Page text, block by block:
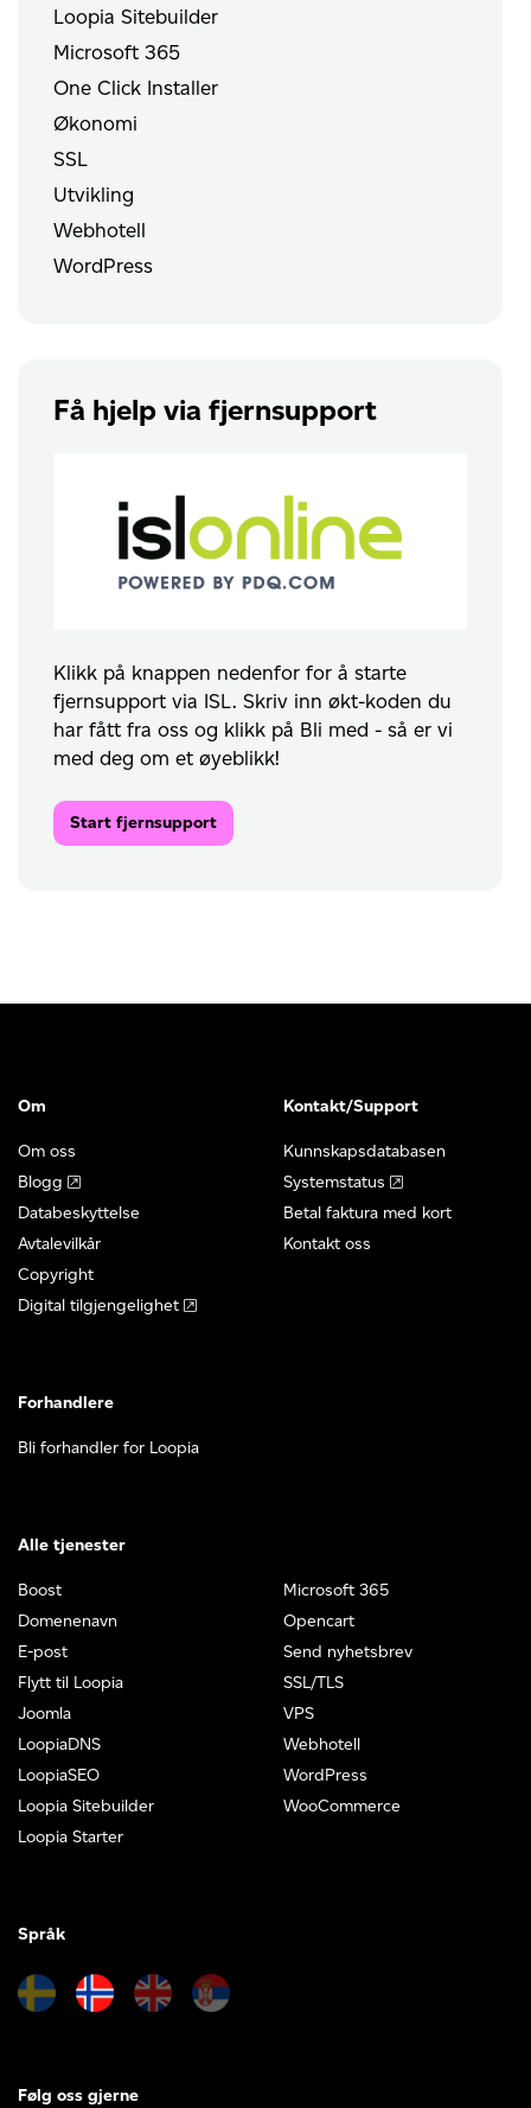
Loopia Sitebuilder
Microsoft 365
One Click Installer
Økonomi
SSL
Utvikling
Webhotell
WordPress
Få hjelp via fjernsupport
Klikk på knappen nedenfor for å starte
fjernsupport via ISL. Skriv inn økt-koden du
har fått fra oss og klikk på Bli med - så er vi
med deg om et øyeblikk!
Start fjernsupport
Om
Om oss
Blogg
Databeskyttelse
Avtalevilkår
Copyright
Digital tilgjengelighet
Kontakt/Support
Kunnskapsdatabasen
Systemstatus
Betal faktura med kort
Kontakt oss
Forhandlere
Bli forhandler for Loopia
Alle tjenester
Boost
Domenenavn
E-post
Flytt til Loopia
Joomla
LoopiaDNS
LoopiaSEO
Loopia Sitebuilder
Loopia Starter
Microsoft 365
Opencart
Send nyhetsbrev
SSL/TLS
VPS
Webhotell
WordPress
WooCommerce
Språk
Følg oss gjerne